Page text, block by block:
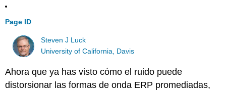
Page ID
Steven J Luck
University of California, Davis
Ahora que ya has visto cómo el ruido puede
distorsionar las formas de onda ERP promediadas,